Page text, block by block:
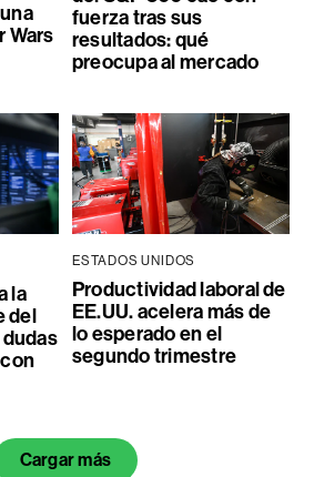
Wars
fuerza tras sus
resultados: qué
preocupa al mercado
la
del
ESTADOS UNIDOS
Productividad laboral de
EE.UU. acelera más de
lo esperado en el
segundo trimestre
Cargar más